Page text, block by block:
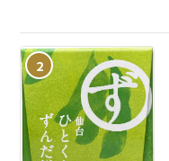
2